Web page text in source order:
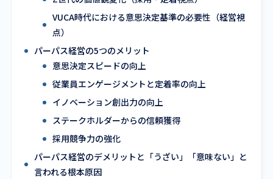
VUCA時代における意思決定基準の必要性（経営視
点）
パーパス経営の5つのメリット
意思決定スピードの向上
従業員エンゲージメントと定着率の向上
イノベーション創出力の向上
ステークホルダーからの信頼獲得
採用競争力の強化
パーパス経営のデメリットと「うざい」「意味ない」と
言われる根本原因